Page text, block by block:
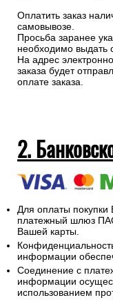
Оплатить заказ
самовывозе.
Просьба заранее
необходимо выдать
На адрес
заказа будет
оплате заказа.
2.
Для оплаты
платежный шлюз
Вашей карты.
информации
Соединение с
информации
использованием